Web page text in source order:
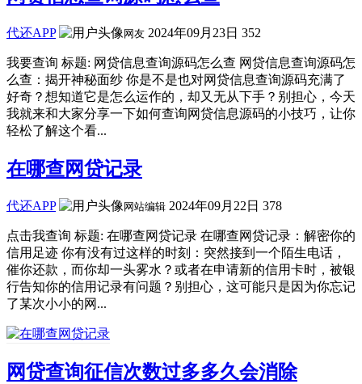
代还APP 网友 2024年09月23日 352
我要查询 标题: 网贷信息查询源码怎么查 网贷信息查询源码怎
么查：揭开神秘面纱 你是不是也对网贷信息查询源码充满了
好奇？想知道它是怎么运作的，却又无从下手？别担心，今天
我就来和大家分享一下如何查询网贷信息源码的小技巧，让你
轻松了解这个看...
在哪查网贷记录
代还APP 网站编辑 2024年09月22日 378
点击我查询 标题: 在哪查网贷记录 在哪查网贷记录：解密你的
信用足迹 你有没有过这样的时刻：突然接到一个陌生电话，
催你还款，而你却一头雾水？或者在申请新的信用卡时，被银
行告知你的信用记录有问题？别担心，这可能只是因为你忘记
了某次小小的网...
网贷查询征信次数过多多久会消除